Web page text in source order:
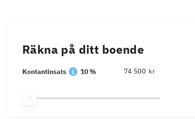
Räkna på ditt boende
Kontantinsats 10 % kr